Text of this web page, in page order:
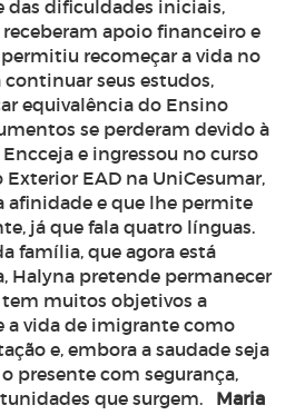
das dificuldades iniciais,
apoio financeiro e
recomeçar a vida no
seus estudos,
equivalência do Ensino
se perderam devido à
e ingressou no curso
EAD na UniCesumar,
afinidade e que lhe permite
já que fala quatro línguas.
família, que agora está
Halyna pretende permanecer
muitos objetivos a
a vida de imigrante como
e, embora a saudade seja
presente com segurança,
que surgem. Maria